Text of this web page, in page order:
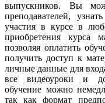
выпускников. Вы
преподавателей,
участия в курсе в
приобретения курса
позволяя оплатить
получить доступ к
личные данные для
все видеоуроки и
обучение можно
так как формат